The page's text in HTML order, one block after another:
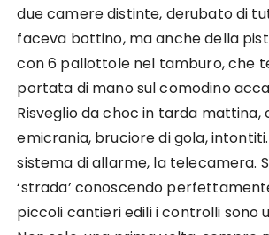
due camere distinte, derubato di
faceva bottino, ma anche della
con 6 pallottole nel tamburo, che
portata di mano sul comodino
Risveglio da choc in tarda mattina,
emicrania, bruciore di gola,
sistema di allarme, la telecamera.
‘strada’ conoscendo
piccoli cantieri edili i controlli sono